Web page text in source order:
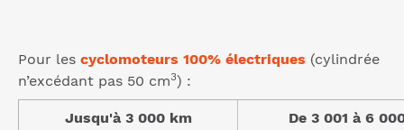
Pour les cyclomoteurs 100% électriques (cylindrée
n’excédant pas 50 cm3) :
Jusqu'à 3 000 km De 3 001 à 6